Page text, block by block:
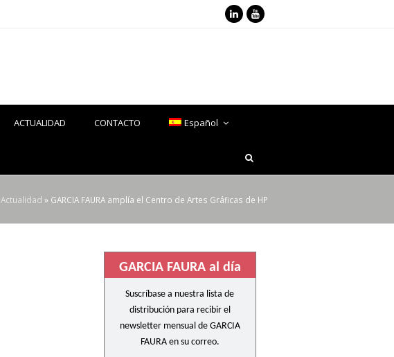
LinkedInYoutube
ACTUALIDAD CONTACTO Español
Actualidad » GARCIA FAURA amplía el Centro de Artes Gráficas de HP
GARCIA FAURA al día
Suscríbase a nuestra lista de
distribución para recibir el
newsletter mensual de GARCIA
FAURA en su correo.